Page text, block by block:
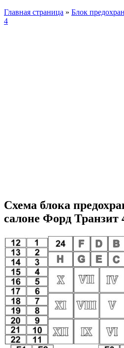
Главная страница » Блок
4
Схема блока
салоне Форд Транзит